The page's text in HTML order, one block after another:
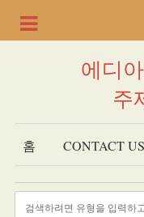
에디
주
홈 CONTACT US